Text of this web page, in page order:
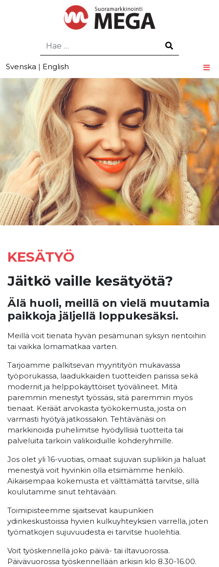
Hae
Svenska | English
KESÄTYÖ
Jäitkö vaille kesätyötä?
Älä huoli, meillä on vielä muutamia
paikkoja jäljellä loppukesäksi.
Meillä voit tienata hyvän pesämunan syksyn rientoihin
tai vaikka lomamatkaa varten.
Tarjoamme palkitsevan myyntityön mukavassa
työporukassa, laadukkaiden tuotteiden parissa sekä
modernit ja helppokäyttöiset työvälineet. Mitä
paremmin menestyt työssäsi, sitä paremmin myös
tienaat. Keräät arvokasta työkokemusta, josta on
varmasti hyötyä jatkossakin. Tehtävänäsi on
markkinoida puhelimitse hyödyllisiä tuotteita tai
palveluita tarkoin valikoiduille kohderyhmille.
Jos olet yli 16-vuotias, omaat sujuvan supliikin ja haluat
menestyä voit hyvinkin olla etsimämme henkilö.
Aikaisempaa kokemusta et välttämättä tarvitse, sillä
koulutamme sinut tehtävään.
Toimipisteemme sijaitsevat kaupunkien
ydinkeskustoissa hyvien kulkuyhteyksien varrella, joten
työmatkojen sujuvuudesta ei tarvitse huolehtia.
Voit työskennellä joko päivä- tai iltavuorossa.
Päivävuorossa työskennellään arkisin klo 8.30-16.00.